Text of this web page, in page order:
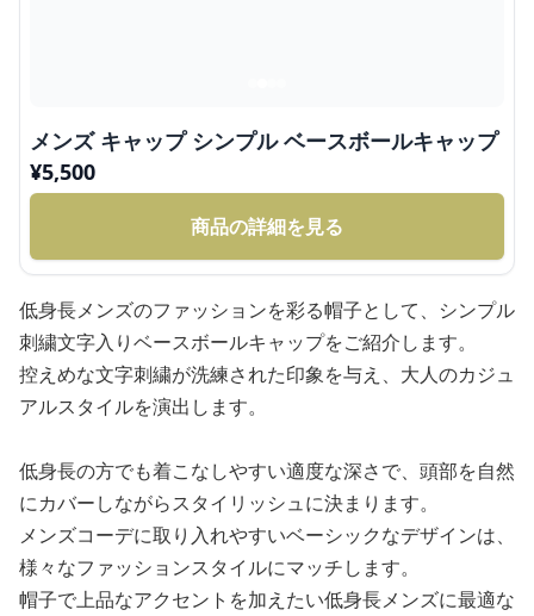
メンズ キャップ シンプル ベースボールキャップ
¥5,500
商品の詳細を見る
低身長メンズのファッションを彩る帽子として、シンプル
刺繍文字入りベースボールキャップをご紹介します。
控えめな文字刺繍が洗練された印象を与え、大人のカジュ
アルスタイルを演出します。
低身長の方でも着こなしやすい適度な深さで、頭部を自然
にカバーしながらスタイリッシュに決まります。
メンズコーデに取り入れやすいベーシックなデザインは、
様々なファッションスタイルにマッチします。
帽子で上品なアクセントを加えたい低身長メンズに最適な